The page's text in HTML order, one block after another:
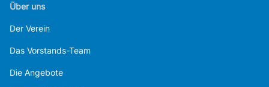
Über uns
Der Verein
Das Vorstands-Team
Die Angebote